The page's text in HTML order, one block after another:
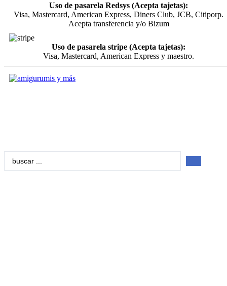
Uso de pasarela Redsys (Acepta tajetas):
Visa, Mastercard, American Express, Diners Club, JCB, Citiporp.
Acepta transferencia y/o Bizum
Uso de pasarela stripe (Acepta tajetas):
Visa, Mastercard, American Express y maestro.